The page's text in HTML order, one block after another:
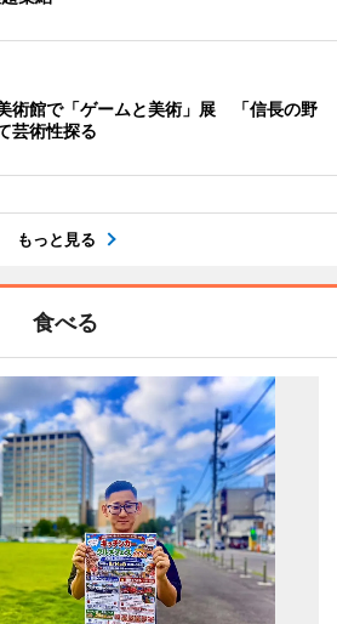
術館で「ゲームと美術」展 「信長の野
芸術性探る
もっと見る
食べる